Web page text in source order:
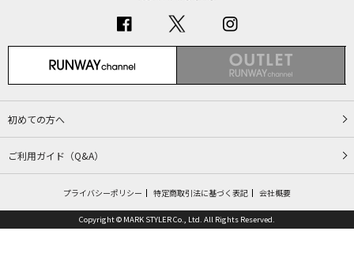
初めての方へ
ご利用ガイド（Q&A）
プライバシーポリシー 特定商取引法に基づく表記 会社概要
Copyright © MARK STYLER Co., Ltd. All Rights Reserved.